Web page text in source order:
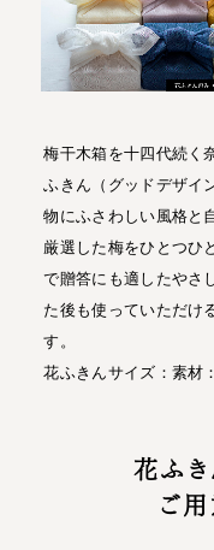
梅干木箱を十四代続く
ふきん（グッドデザイ
物にふさわしい風格と
厳選した梅をひとつひ
で贈答にも適したやさ
た後も使っていただけ
す。
花ふきんサイズ：素材
花ふ
ご用